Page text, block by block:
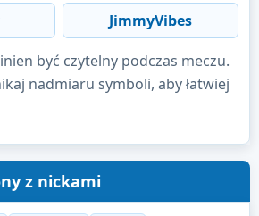
JimmyVibes
być czytelny podczas meczu.
nadmiaru symboli, aby łatwiej
z nickami